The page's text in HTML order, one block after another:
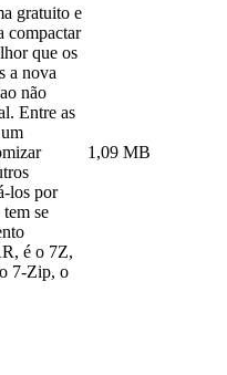
gratuito e
compactar
que os
a nova
não
Entre as
los por
se
é o 7Z,
7-Zip, o
1,09 MB